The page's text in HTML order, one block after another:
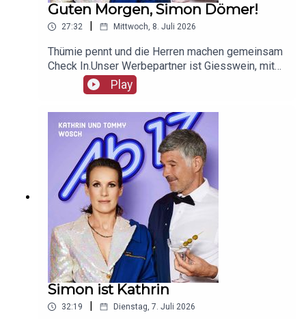
Guten Morgen, Simon Dömer!
27:32 Mittwoch, 8. Juli 2026
Thümie pennt und die Herren machen gemeinsam
Check In.Unser Werbepartner ist Giesswein, mit
dem Code Ab17 bekommt ihr 20%, klickt einfach
hier: https://serv.linkster.co/r/1qdkaSnEW5
Play
Simon ist Kathrin
32:19 Dienstag, 7. Juli 2026